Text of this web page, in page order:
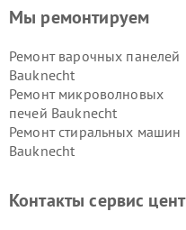
Мы ремонтируем
Ремонт варочных панелей
Bauknecht
Ремонт микроволновых
печей Bauknecht
Ремонт стиральных машин
Bauknecht
Контакты сервис